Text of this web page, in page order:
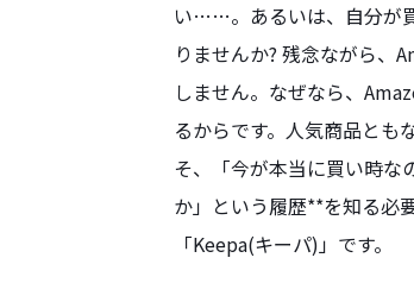
い……。あるいは、自分が
りませんか? 残念ながら、
しません。なぜなら、
るからです。人気商品とも
そ、「今が本当に買い時な
か」という履歴**を知る必
「Keepa(キーパ)」です。